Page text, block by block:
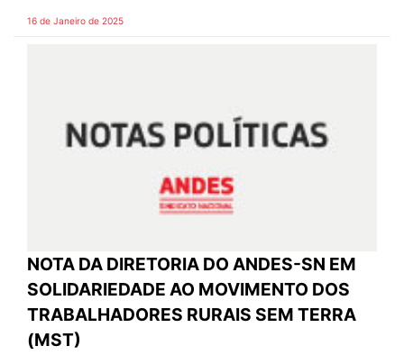
16 de Janeiro de 2025
NOTA DA DIRETORIA DO ANDES-SN EM
SOLIDARIEDADE AO MOVIMENTO DOS
TRABALHADORES RURAIS SEM TERRA
(MST)